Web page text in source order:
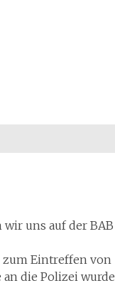
uns auf der BAB
zum Eintreffen von
die Polizei wurde